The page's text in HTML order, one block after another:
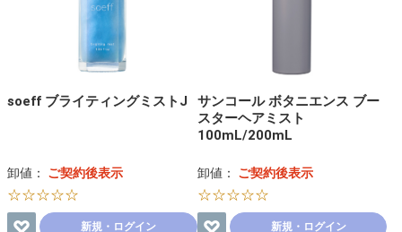
soeff ブライティングミストJ
卸値： ご契約後表示
☆☆☆☆☆
新規・ログイン
サンコール ボタニエンス ブー
スターヘアミスト
100mL/200mL
卸値： ご契約後表示
☆☆☆☆☆
新規・ログイン